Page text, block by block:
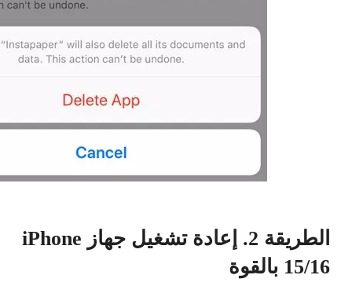
الطريقة 2. إعادة تشغيل جهاز iPhone
15/16 بالقوة